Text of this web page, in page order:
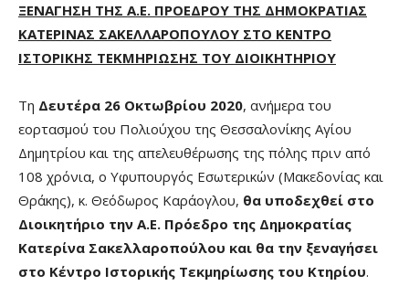
ΞΕΝΑΓΗΣΗ ΤΗΣ Α.Ε. ΠΡΟΕΔΡΟΥ ΤΗΣ ΔΗΜΟΚΡΑΤΙΑΣ
ΚΑΤΕΡΙΝΑΣ ΣΑΚΕΛΛΑΡΟΠΟΥΛΟΥ ΣΤΟ ΚΕΝΤΡΟ
ΙΣΤΟΡΙΚΗΣ ΤΕΚΜΗΡΙΩΣΗΣ ΤΟΥ ΔΙΟΙΚΗΤΗΡΙΟΥ
Τη Δευτέρα 26 Οκτωβρίου 2020, ανήμερα του
εορτασμού του Πολιούχου της Θεσσαλονίκης Αγίου
Δημητρίου και της απελευθέρωσης της πόλης πριν από
108 χρόνια, ο Υφυπουργός Εσωτερικών (Μακεδονίας και
Θράκης), κ. Θεόδωρος Καράογλου, θα υποδεχθεί στο
Διοικητήριο την Α.Ε. Πρόεδρο της Δημοκρατίας
Κατερίνα Σακελλαροπούλου και θα την ξεναγήσει
στο Κέντρο Ιστορικής Τεκμηρίωσης του Κτηρίου.